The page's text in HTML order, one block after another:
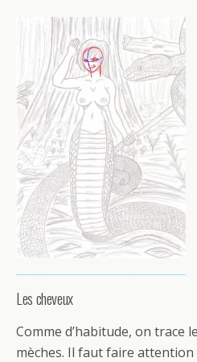
Les cheveux
Comme d’habitude, on trace
mèches. Il faut faire